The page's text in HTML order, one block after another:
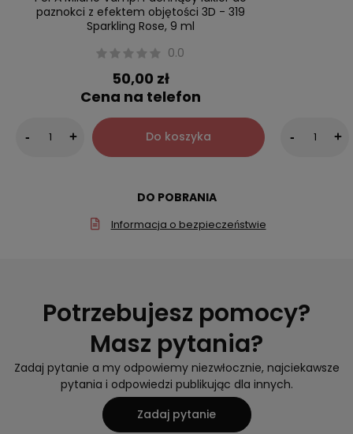
paznokci z efektem objętości 3D - 319
Sparkling Rose, 9 ml
0.0
50,00 zł
Cena na telefon
- + Do koszyka - +
DO POBRANIA
Informacja o bezpieczeństwie
Potrzebujesz pomocy?
Masz pytania?
Zadaj pytanie a my odpowiemy niezwłocznie, najciekawsze
pytania i odpowiedzi publikując dla innych.
Zadaj pytanie